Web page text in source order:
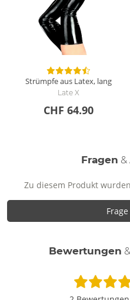
Strümpfe aus Latex, lang
Late X
CHF 64.90
Fragen
Zu diesem Produkt
Bewertungen